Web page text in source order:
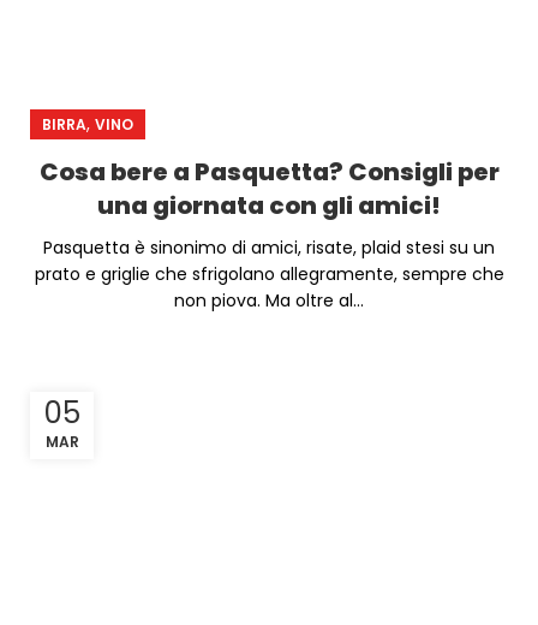
BIRRA, VINO
Cosa bere a Pasquetta? Consigli per
una giornata con gli amici!
Pasquetta è sinonimo di amici, risate, plaid stesi su un
prato e griglie che sfrigolano allegramente, sempre che
non piova. Ma oltre al...
05
MAR